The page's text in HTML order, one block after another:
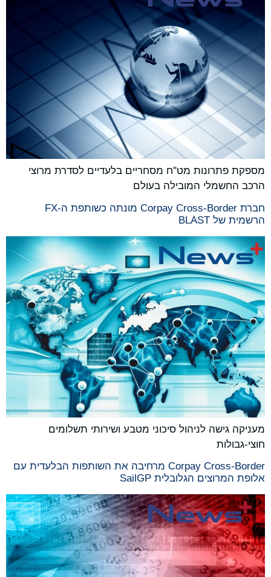
מספקת פתרונות מט"ח מסחריים בלעדיים לסדרת מרוצי
הרכב החשמלי המובילה בעולם
חברת Corpay Cross-Border מונתה כשותפת ה-FX
הרשמית של BLAST
מעניקה גישה לניהול סיכוני מטבע ושירותי תשלומים
חוצי-גבולות
Corpay Cross-Border מרחיבה את השותפות הבלעדית עם
אלופת המרוצים הגלובלית SailGP